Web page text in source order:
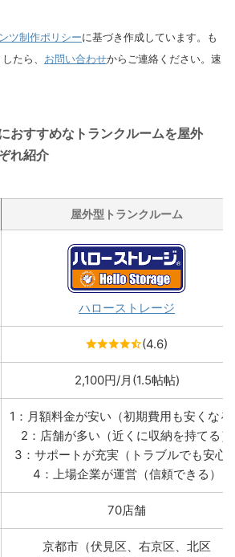
ツ制作ポリシーに基づき作成しています。も
たら、 お問い合わせからご連絡ください。速
おすすめなトランクルームを屋外
れ紹介
屋外型トランクルーム
ハローストレージ
(4.6)
2,100円/月(1.5帖帖)
1：月額料金が安い（初期費用も安くなる
2：店舗が多い（近くに収納を持てる）
3：サポートが充実（トラブルでも安心
4：上場企業が運営（信頼できる）
70店舗
京都市（伏見区、右京区、北区